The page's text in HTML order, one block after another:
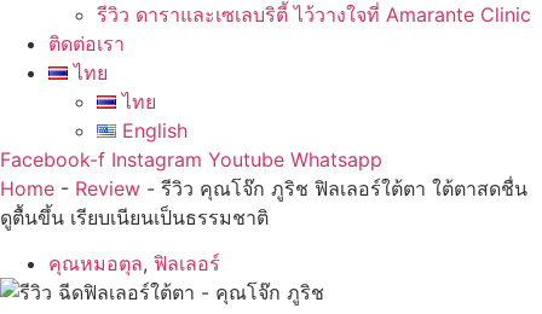
รีวิว ดาราและเซเลบริตี้ ไว้วางใจที่ Amarante Clinic
ติดต่อเรา
ไทย
ไทย
English
Facebook-f Instagram Youtube Whatsapp
Home - Review - รีวิว คุณโจ๊ก ภูริช ฟิลเลอร์ใต้ตา ใต้ตาสดชื่น
ดูตื้นขึ้น เรียบเนียนเป็นธรรมชาติ
คุณหมอตุล, ฟิลเลอร์